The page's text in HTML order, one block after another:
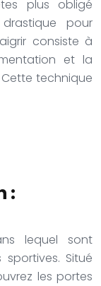
plus obligé
pour
consiste à
et la
technique
:
lequel sont
Situé
les portes